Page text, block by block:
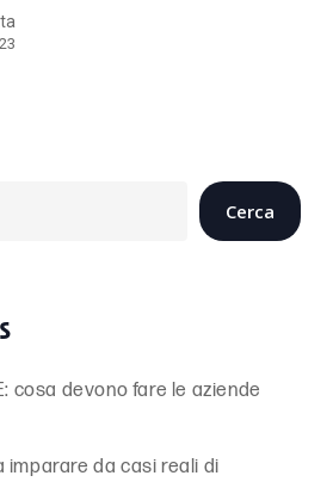
Cerca
cosa devono fare le aziende
imparare da casi reali di